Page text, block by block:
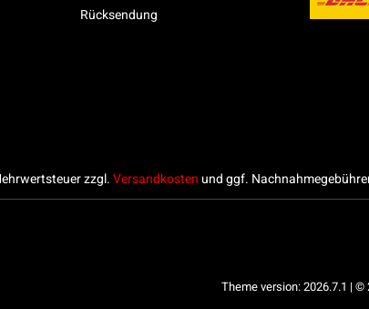
Rücksendung
zzgl.Versandkosten und ggf.
Theme version: 2026.7.1 | ©